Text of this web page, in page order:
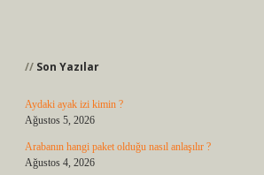
Son Yazılar
Aydaki ayak izi kimin ?
Ağustos 5, 2026
Arabanın hangi paket olduğu nasıl anlaşılır ?
Ağustos 4, 2026